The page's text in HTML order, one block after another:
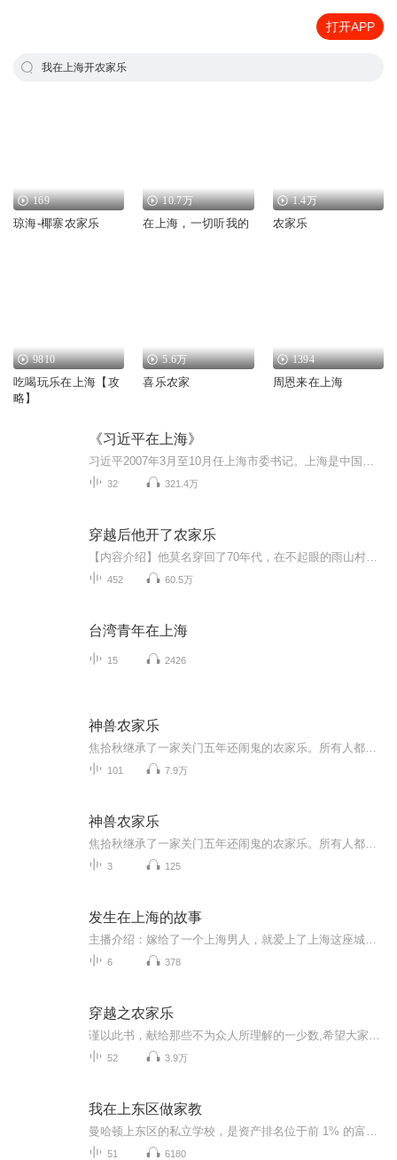
打开APP
我在上海开农家乐
169
琼海-椰寨农家乐
10.7万
在上海，一切听我的
1.4万
农家乐
9810
吃喝玩乐在上海【攻
略】
5.6万
喜乐农家
1394
周恩来在上海
《习近平在上海》
32 321.4万
穿越后他开了农家乐
452 60.5万
台湾青年在上海
15 2426
神兽农家乐
101 7.9万
神兽农家乐
3 125
发生在上海的故事
6 378
穿越之农家乐
52 3.9万
我在上东区做家教
51 6180